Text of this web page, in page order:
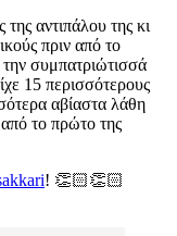
αντιπάλου της κι
πριν από το
συμπατριώτισσά
15 περισσότερους
αβίαστα λάθη
το πρώτο της
! 👏🏻👏🏻